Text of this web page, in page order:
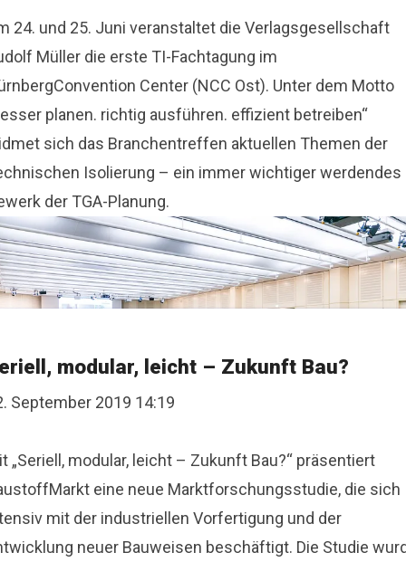
24. und 25. Juni veranstaltet die Verlagsgesellschaft
Müller die erste TI-Fachtagung im
Center (NCC Ost). Unter dem Motto
planen. richtig ausführen. effizient betreiben“
sich das Branchentreffen aktuellen Themen der
Isolierung – ein immer wichtiger werdendes
der TGA-Planung.
modular, leicht – Zukunft Bau?
September 2019 14:19
„Seriell, modular, leicht – Zukunft Bau?“ präsentiert
eine neue Marktforschungsstudie, die sich
mit der industriellen Vorfertigung und der
neuer Bauweisen beschäftigt. Die Studie